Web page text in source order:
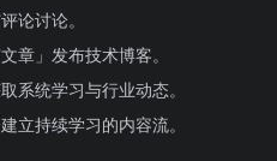
论讨论。
章」发布技术博客。
系统学习与行业动态。
立持续学习的内容流。